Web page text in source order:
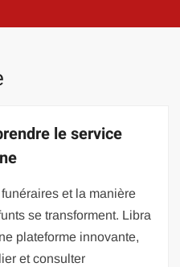
le service
et la manière
se transforment. Libra
plateforme innovante,
et consulter